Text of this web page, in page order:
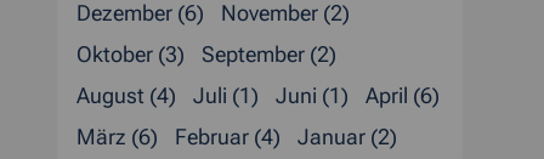
Dezember (6)
November (2)
Oktober (3)
September (2)
August (4)
Juli (1) Juni (1)
April (6)
März (6)
Februar (4) Januar (2)